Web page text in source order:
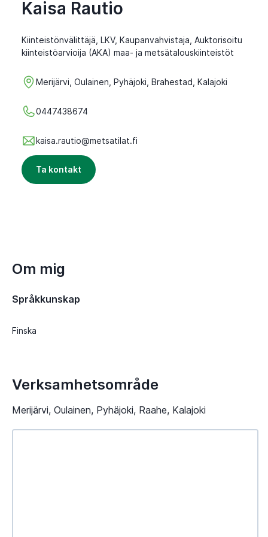
Kaisa Rautio
Kiinteistönvälittäjä, LKV, Kaupanvahvistaja, Auktorisoitu
kiinteistöarvioija (AKA) maa- ja metsätalouskiinteistöt
Merijärvi, Oulainen, Pyhäjoki, Brahestad, Kalajoki
0447438674
kaisa.rautio@metsatilat.fi
Ta kontakt
Om mig
Språkkunskap
Finska
Verksamhetsområde
Merijärvi, Oulainen, Pyhäjoki, Raahe, Kalajoki